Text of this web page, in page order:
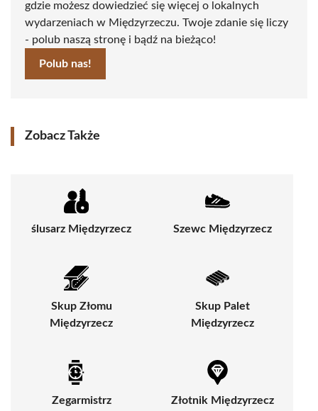
gdzie możesz dowiedzieć się więcej o lokalnych
wydarzeniach w Międzyrzeczu. Twoje zdanie się liczy
- polub naszą stronę i bądź na bieżąco!
Polub nas!
Zobacz Także
ślusarz Międzyrzecz Szewc Międzyrzecz
Skup Złomu
Międzyrzecz
Skup Palet
Międzyrzecz
Zegarmistrz
Złotnik Międzyrzecz